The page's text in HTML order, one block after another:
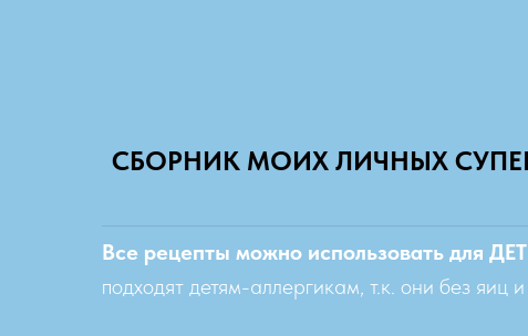
СБОРНИК МОИХ ЛИЧНЫХ
Все рецепты можно использовать для
подходят детям-аллергикам, т.к. они без яиц